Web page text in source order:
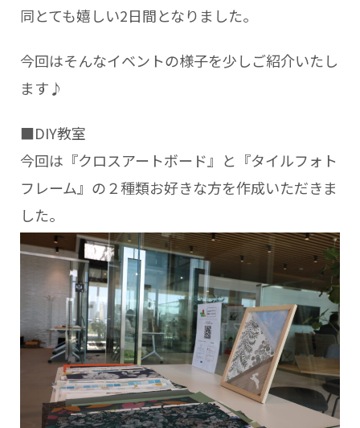
同とても嬉しい2日間となりました。
今回はそんなイベントの様子を少しご紹介いたし
ます♪
■DIY教室
今回は『クロスアートボード』と『タイルフォト
フレーム』の２種類お好きな方を作成いただきま
した。